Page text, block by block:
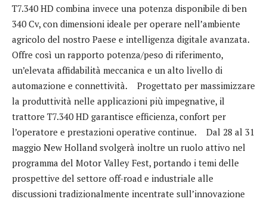
T7.340 HD combina invece una potenza disponibile di ben
340 Cv, con dimensioni ideale per operare nell’ambiente
agricolo del nostro Paese e intelligenza digitale avanzata.
Offre così un rapporto potenza/peso di riferimento,
un’elevata affidabilità meccanica e un alto livello di
automazione e connettività. Progettato per massimizzare
la produttività nelle applicazioni più impegnative, il
trattore T7.340 HD garantisce efficienza, confort per
l’operatore e prestazioni operative continue. Dal 28 al 31
maggio New Holland svolgerà inoltre un ruolo attivo nel
programma del Motor Valley Fest, portando i temi delle
prospettive del settore off-road e industriale alle
discussioni tradizionalmente incentrate sull’innovazione